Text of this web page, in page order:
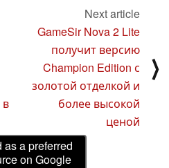
Next article
GameSir Nova 2 Lite
получит версию
Champion Edition с
золотой отделкой и
более высокой
ценой
⟩
as a preferred
on Google